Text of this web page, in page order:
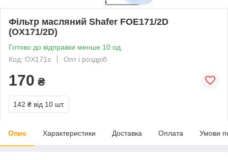
Фільтр масляний Shafer FOE171/2D
(OX171/2D)
Готово до відправки менше 10 од.
Код: OX171s
Опт і роздріб
170 ₴
142 ₴ від 10 шт.
Опис Характеристики Доставка Оплата Умови